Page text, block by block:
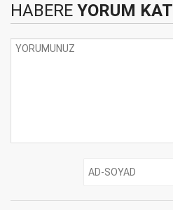
HABERE YORUM KAT